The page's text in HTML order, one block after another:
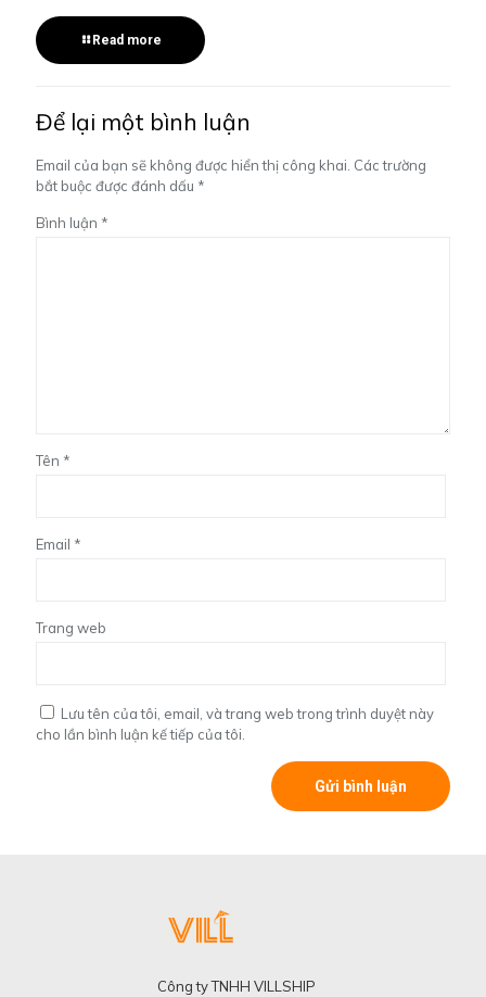
Read more
Để lại một bình luận
Email của bạn sẽ không được hiển thị công khai. Các trường
bắt buộc được đánh dấu *
Bình luận *
Tên *
Email *
Trang web
Lưu tên của tôi, email, và trang web trong trình duyệt này
cho lần bình luận kế tiếp của tôi.
Công ty TNHH VILLSHIP